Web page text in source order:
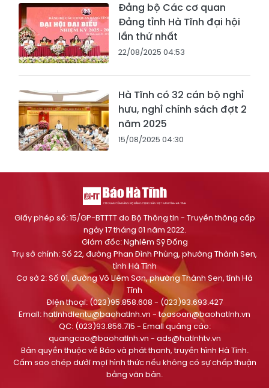
Đảng bộ Các cơ quan
Đảng tỉnh Hà Tĩnh đại hội
lần thứ nhất
22/08/2025 04:53
Hà Tĩnh có 32 cán bộ nghỉ
hưu, nghỉ chính sách đợt 2
năm 2025
15/08/2025 04:30
Giấy phép số: 15/GP-BTTTT do Bộ Thông tin - Truyền thông cấp
ngày 17 tháng 01 năm 2022.
Giám đốc: Nghiêm Sỹ Đống
Trụ sở chính: Số 22, đường Phan Đình Phùng, phường Thành Sen,
tỉnh Hà Tĩnh
Cơ sở 2: Số 01, đường Võ Liêm Sơn, phường Thành Sen, tỉnh Hà
Tĩnh
Điện thoại: (023)95.858.608 - (023)93.693.427
Email:hatinhdientu@baohatinh.vn -toasoan@baohatinh.vn
QC: (023)93.856.715 - Email quảng cáo:
quangcao@baohatinh.vn - ads@hatinhtv.vn
Bản quyền thuộc về Báo và phát thanh, truyền hình Hà Tĩnh.
Cấm sao chép dưới mọi hình thức nếu không có sự chấp thuận
bằng văn bản.